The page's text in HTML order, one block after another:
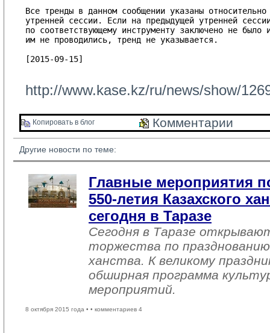
Все тренды в данном сообщении указаны
утренней сессии. Если на предыдущей утренней
по соответствующему инструменту заключено не
им не проводились, тренд не указывается.
[2015-09-15]
http://www.kase.kz/ru/news/show/
Копировать в блог Комментарии
Другие новости по теме:
Главные мероприятия
550-летия Казахского
сегодня в Таразе
Сегодня в Таразе
торжества по
ханства. К великому
обширная программа
мероприятий.
8 октября 2015 года • • комментариев 4